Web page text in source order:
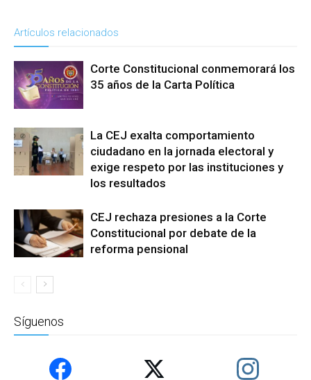
Artículos relacionados
Corte Constitucional conmemorará los
35 años de la Carta Política
La CEJ exalta comportamiento
ciudadano en la jornada electoral y
exige respeto por las instituciones y
los resultados
CEJ rechaza presiones a la Corte
Constitucional por debate de la
reforma pensional
Síguenos